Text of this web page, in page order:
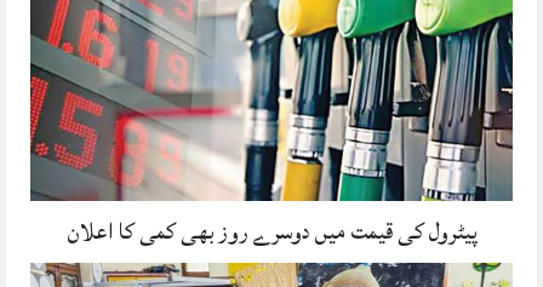
پیٹرول کی قیمت میں دوسرے روز بھی کمی کا اعلان